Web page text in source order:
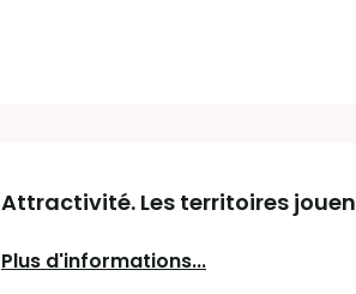
Attractivité. Les territoires
Plus d'informations...